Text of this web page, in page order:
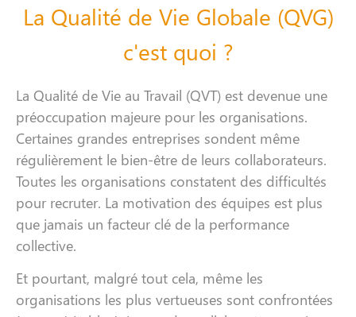
La Qualité de Vie Globale (QVG)
c'est quoi ?
La Qualité de Vie au Travail (QVT) est devenue une
préoccupation majeure pour les organisations.
Certaines grandes entreprises sondent même
régulièrement le bien-être de leurs collaborateurs.
Toutes les organisations constatent des difficultés
pour recruter. La motivation des équipes est plus
que jamais un facteur clé de la performance
collective.
Et pourtant, malgré tout cela, même les
organisations les plus vertueuses sont confrontées